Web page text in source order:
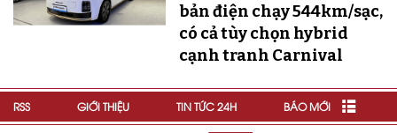
bản điện chạy 544km/sạc,
có cả tùy chọn hybrid
cạnh tranh Carnival
RSS GIỚI THIỆU TIN TỨC 24H BÁO MỚI